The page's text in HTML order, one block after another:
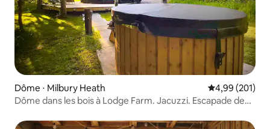
Dôme ⋅ Milbury Heath Évaluation
4,99 (201)
Dôme dans les bois à Lodge Farm. Jacuzzi. Escapade de